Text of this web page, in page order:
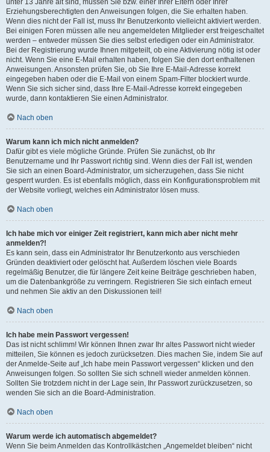
unter 13 Jahre alt sind, müssen Sie bzw. einer Ihrer Eltern oder Ihrer
Erziehungsberechtigten den Anweisungen folgen, die Sie erhalten haben.
Wenn dies nicht der Fall ist, muss Ihr Benutzerkonto vielleicht aktiviert werden.
Bei einigen Foren müssen alle neu angemeldeten Mitglieder erst freigeschaltet
werden – entweder müssen Sie dies selbst erledigen oder ein Administrator.
Bei der Registrierung wurde Ihnen mitgeteilt, ob eine Aktivierung nötig ist oder
nicht. Wenn Sie eine E-Mail erhalten haben, folgen Sie den dort enthaltenen
Anweisungen. Ansonsten prüfen Sie, ob Sie Ihre E-Mail-Adresse korrekt
eingegeben haben oder die E-Mail von einem Spam-Filter blockiert wurde.
Wenn Sie sich sicher sind, dass Ihre E-Mail-Adresse korrekt eingegeben
wurde, dann kontaktieren Sie einen Administrator.
Nach oben
Warum kann ich mich nicht anmelden?
Dafür gibt es viele mögliche Gründe. Prüfen Sie zunächst, ob Ihr
Benutzername und Ihr Passwort richtig sind. Wenn dies der Fall ist, wenden
Sie sich an einen Board-Administrator, um sicherzugehen, dass Sie nicht
gesperrt wurden. Es ist ebenfalls möglich, dass ein Konfigurationsproblem mit
der Website vorliegt, welches ein Administrator lösen muss.
Nach oben
Ich habe mich vor einiger Zeit registriert, kann mich aber nicht mehr
anmelden?!
Es kann sein, dass ein Administrator Ihr Benutzerkonto aus verschieden
Gründen deaktiviert oder gelöscht hat. Außerdem löschen viele Boards
regelmäßig Benutzer, die für längere Zeit keine Beiträge geschrieben haben,
um die Datenbankgröße zu verringern. Registrieren Sie sich einfach erneut
und nehmen Sie aktiv an den Diskussionen teil!
Nach oben
Ich habe mein Passwort vergessen!
Das ist nicht schlimm! Wir können Ihnen zwar Ihr altes Passwort nicht wieder
mitteilen, Sie können es jedoch zurücksetzen. Dies machen Sie, indem Sie auf
der Anmelde-Seite auf „Ich habe mein Passwort vergessen“ klicken und den
Anweisungen folgen. So sollten Sie sich schnell wieder anmelden können.
Sollten Sie trotzdem nicht in der Lage sein, Ihr Passwort zurückzusetzen, so
wenden Sie sich an die Board-Administration.
Nach oben
Warum werde ich automatisch abgemeldet?
Wenn Sie beim Anmelden das Kontrollkästchen „Angemeldet bleiben“ nicht